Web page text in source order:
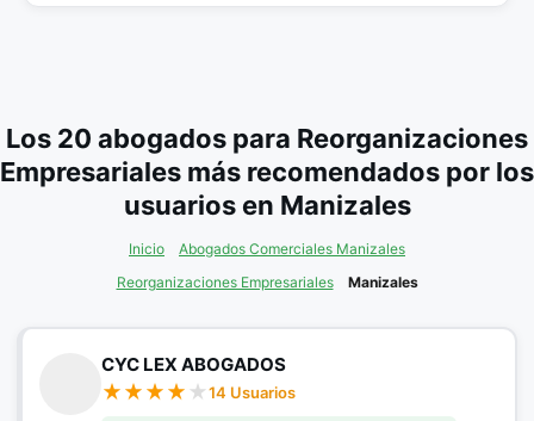
Los 20 abogados para Reorganizaciones
Empresariales más recomendados por los
usuarios en Manizales
Inicio
Abogados Comerciales Manizales
Reorganizaciones Empresariales
Manizales
CYC LEX ABOGADOS
14 Usuarios